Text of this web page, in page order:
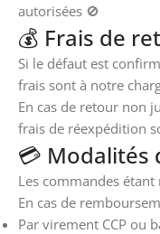
autorisées 🚫
💰 Frais de
Si le défaut est
frais sont à notre
En cas de retour non
frais de réexpédition
💳 Modalités
Les commandes
En cas de
Par virement CCP ou